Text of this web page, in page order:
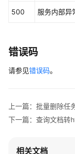
500 服务内部异
错误码
请参见错误码。
上一篇：批量删除任
下一篇：查询文档转
相关文档